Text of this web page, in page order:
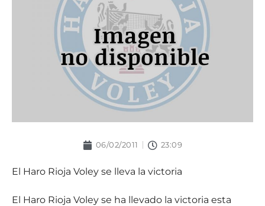
06/02/2011 23:09
El Haro Rioja Voley se lleva la victoria
El Haro Rioja Voley se ha llevado la victoria esta